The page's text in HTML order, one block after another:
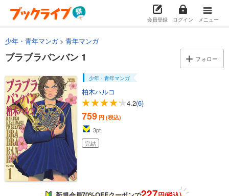
会員登録 ログイン メニュー
少年・青年マンガ 青年マンガ
ブラブラバンバン 1 フォロー
少年・青年マンガ
柏木ハルコ
4.2(6)
759 円 (税込)
3pt
完結